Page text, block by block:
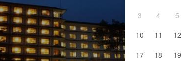
3
4 5
10
11 12
17
18 19